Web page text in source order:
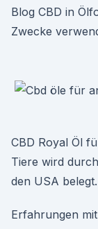
Blog CBD in
Zwecke
CBD Royal Öl
Tiere wird
den USA belegt.
Erfahrungen